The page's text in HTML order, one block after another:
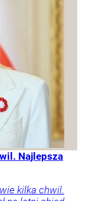
Najlepsza
kilka chwil.